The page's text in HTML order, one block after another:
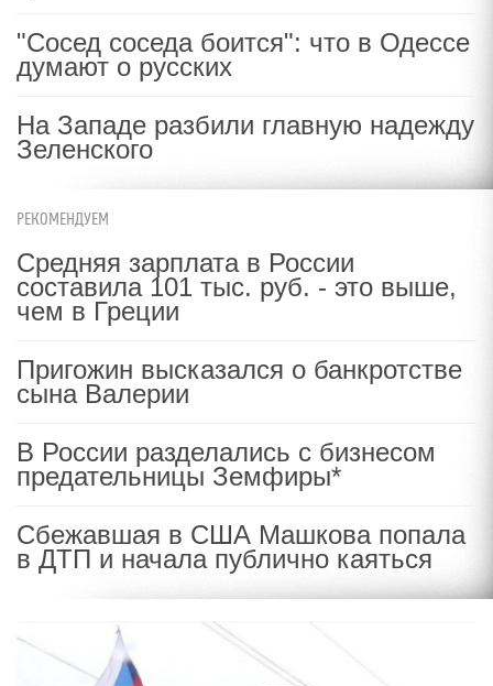
"Сосед соседа боится": что в Одессе
думают о русских
На Западе разбили главную надежду
Зеленского
РЕКОМЕНДУЕМ
Средняя зарплата в России
составила 101 тыс. руб. - это выше,
чем в Греции
Пригожин высказался о банкротстве
сына Валерии
В России разделались с бизнесом
предательницы Земфиры*
Сбежавшая в США Машкова попала
в ДТП и начала публично каяться